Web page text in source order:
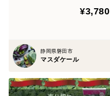
¥3,780
静岡県磐田市
マスダケール